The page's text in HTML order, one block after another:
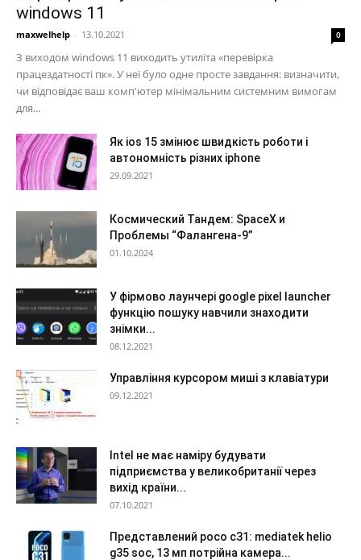
windows 11
maxwelhelp - 13.10.2021 0
З виходом windows 11 виходить утиліта «перевірка
працездатності пк». У неї було одне просте завдання: визначити,
чи відповідає ваш комп'ютер мінімальним системним вимогам
для...
Як ios 15 змінює швидкість роботи і
автономність різних iphone
29.09.2021
Космический Тандем: SpaceX и
Проблемы “Фалангена-9”
01.10.2024
У фірмово лаунчері google pixel launcher
функцію пошуку навчили знаходити
знімки...
08.12.2021
Управління курсором миші з клавіатури
09.12.2021
Intel не має наміру будувати
підприємства у великобританії через
вихід країни...
07.10.2021
Представлений poco c31: mediatek helio
g35 soc, 13 мп потрійна камера...